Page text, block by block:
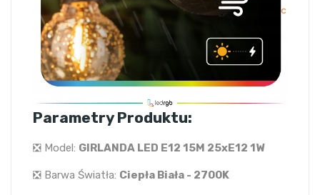
Parametry Produktu:
❎ Model: GIRLANDA LED E12 15M 25xE12 1W
❎ Barwa Światła: Ciepła Biała - 2700K